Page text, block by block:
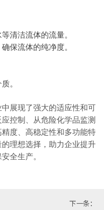
清洁流体的流量。
保流体的纯净度。
。
展现了强大的适应性和可
控制、从危险化学品监测
度、高稳定性和多功能特
理想选择，助力企业提升
全生产。
下一条：